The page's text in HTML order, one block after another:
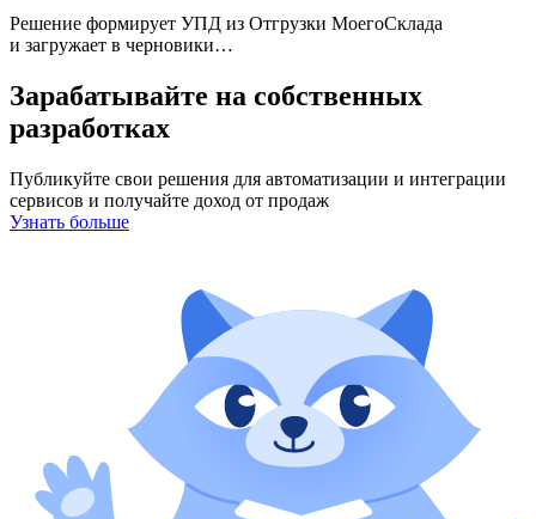
Решение формирует УПД из Отгрузки МоегоСклада
и загружает в черновики…
Зарабатывайте на собственных
разработках
Публикуйте свои решения для автоматизации и интеграции
сервисов и получайте доход от продаж
Узнать больше